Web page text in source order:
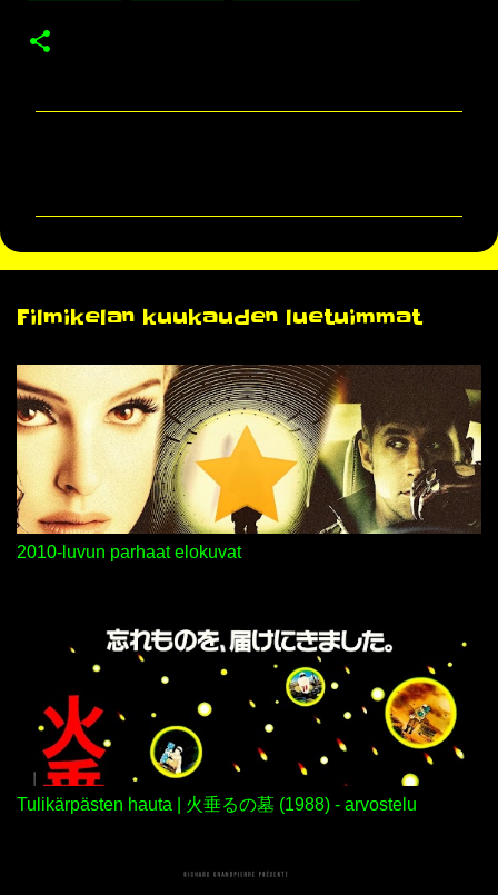
e
i
t
Filmikelan kuukauden luetuimmat
2010-luvun parhaat elokuvat
Tulikärpästen hauta | 火垂るの墓 (1988) - arvostelu